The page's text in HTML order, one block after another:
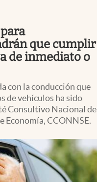
que cumplir
de inmediato o
con la conducción que
de vehículos ha sido
Consultivo Nacional de
Economía, CCONNSE.